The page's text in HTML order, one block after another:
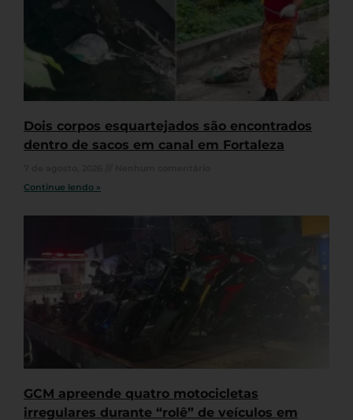
Dois corpos esquartejados são encontrados
dentro de sacos em canal em Fortaleza
Continue lendo »
GCM apreende quatro motocicletas
irregulares durante “rolê” de veículos em